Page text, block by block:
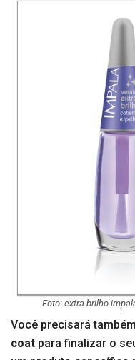
Foto: extra brilho
Você precisará
coat para finalizar o